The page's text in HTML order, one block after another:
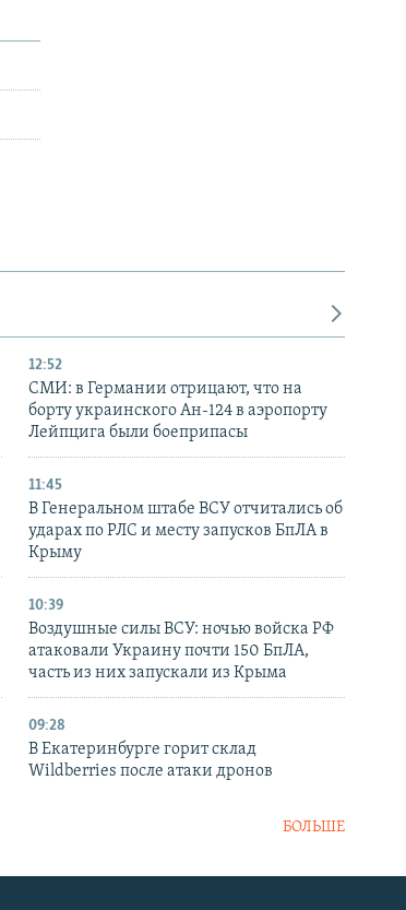
12:52
СМИ: в Германии отрицают, что на
борту украинского Ан-124 в аэропорту
Лейпцига были боеприпасы
11:45
В Генеральном штабе ВСУ отчитались об
ударах по РЛС и месту запусков БпЛА в
Крыму
10:39
Воздушные силы ВСУ: ночью войска РФ
атаковали Украину почти 150 БпЛА,
часть из них запускали из Крыма
09:28
В Екатеринбурге горит склад
Wildberries после атаки дронов
БОЛЬШЕ